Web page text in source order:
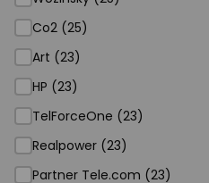
Co2 (25)
Art (23)
HP (23)
TelForceOne (23)
Realpower (23)
Partner Tele.com (23)